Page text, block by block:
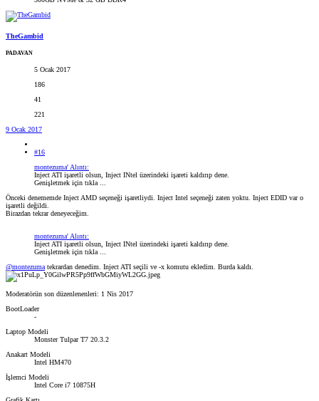
TheGambid
PADAVAN
5 Ocak 2017
186
41
221
9 Ocak 2017
#16
montezuma' Alıntı:
Inject ATI işaretli olsun, Inject INtel üzerindeki işareti kaldırıp dene.
Genişletmek için tıkla ...
Önceki denememde Inject AMD seçeneği işaretliydi. Inject Intel seçeneği zaten yoktu. Inject EDID var o
işaretli değildi.
Birazdan tekrar deneyeceğim.
montezuma' Alıntı:
Inject ATI işaretli olsun, Inject INtel üzerindeki işareti kaldırıp dene.
Genişletmek için tıkla ...
@montezumatekrardan denedim. Inject ATI seçili ve -x komutu ekledim. Burda kaldı.
Moderatörün son düzenlenenleri: 1 Nis 2017
BootLoader
-
Laptop Modeli
Monster Tulpar T7 20.3.2
Anakart Modeli
Intel HM470
İşlemci Modeli
Intel Core i7 10875H